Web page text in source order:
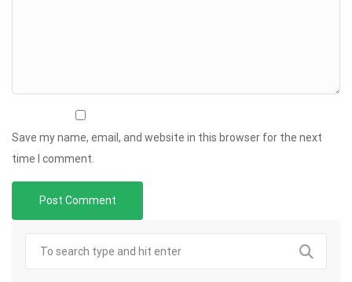
Save my name, email, and website in this browser for the next
time I comment.